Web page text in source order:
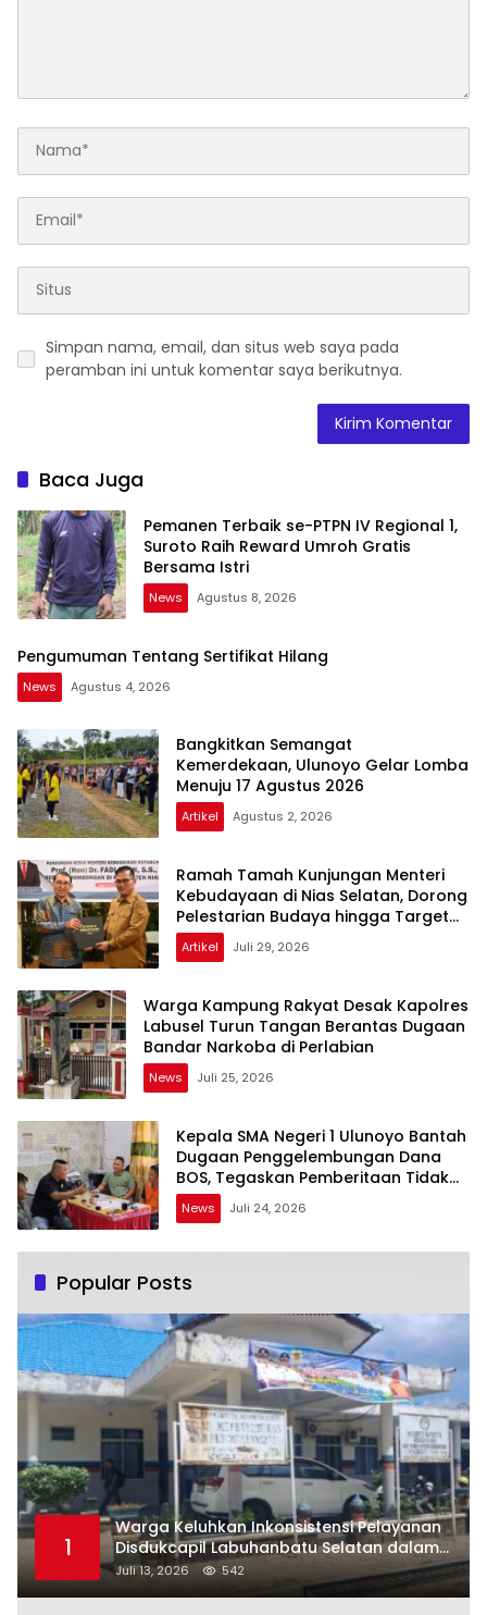
Simpan nama, email, dan situs web saya pada
peramban ini untuk komentar saya berikutnya.
Baca Juga
Pemanen Terbaik se-PTPN IV Regional 1,
Suroto Raih Reward Umroh Gratis
Bersama Istri
News Agustus 8, 2026
Pengumuman Tentang Sertifikat Hilang
News Agustus 4, 2026
Bangkitkan Semangat
Kemerdekaan, Ulunoyo Gelar Lomba
Menuju 17 Agustus 2026
Artikel Agustus 2, 2026
Ramah Tamah Kunjungan Menteri
Kebudayaan di Nias Selatan, Dorong
Pelestarian Budaya hingga Target
UNESCO
Artikel Juli 29, 2026
Warga Kampung Rakyat Desak Kapolres
Labusel Turun Tangan Berantas Dugaan
Bandar Narkoba di Perlabian
News Juli 25, 2026
Kepala SMA Negeri 1 Ulunoyo Bantah
Dugaan Penggelembungan Dana
BOS, Tegaskan Pemberitaan Tidak
Benar
News Juli 24, 2026
Popular Posts
1
Warga Keluhkan Inkonsistensi Pelayanan
Disdukcapil Labuhanbatu Selatan dalam
Pengurusan KK Rusak
Juli 13, 2026 542